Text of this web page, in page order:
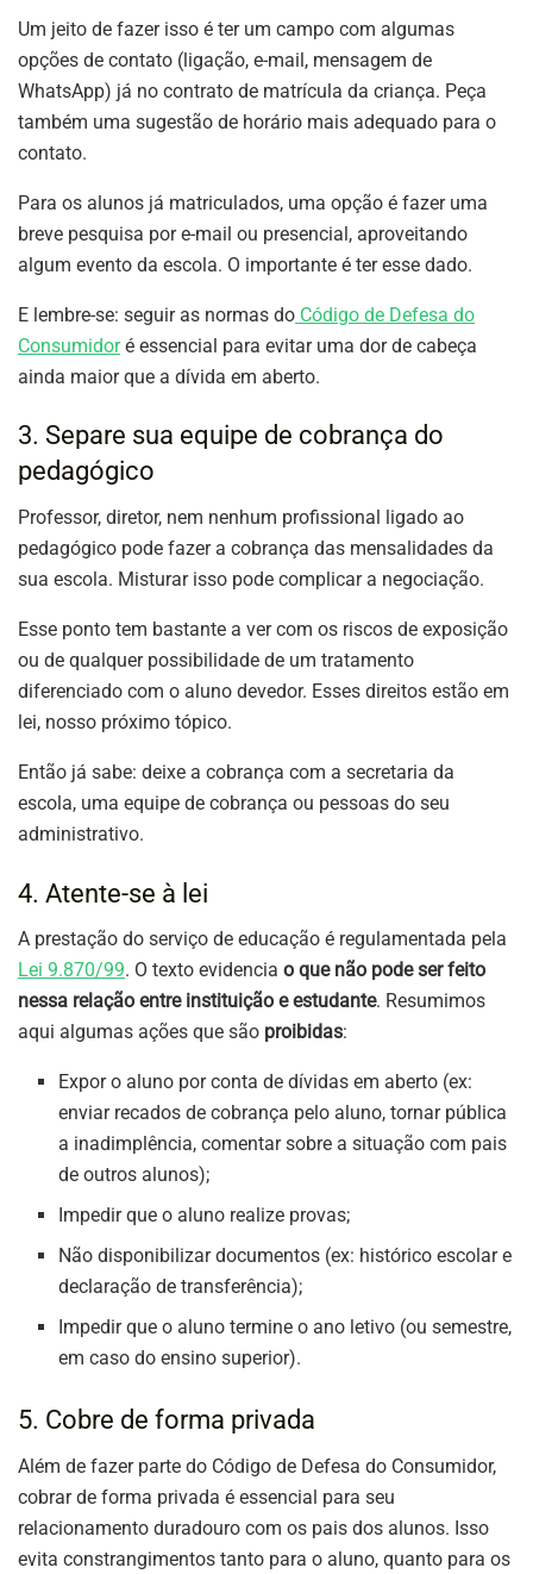
Um jeito de fazer isso é ter um campo com algumas
opções de contato (ligação, e-mail, mensagem de
WhatsApp) já no contrato de matrícula da criança. Peça
também uma sugestão de horário mais adequado para o
contato.
Para os alunos já matriculados, uma opção é fazer uma
breve pesquisa por e-mail ou presencial, aproveitando
algum evento da escola. O importante é ter esse dado.
E lembre-se: seguir as normas do Código de Defesa do
Consumidoré essencial para evitar uma dor de cabeça
ainda maior que a dívida em aberto.
3. Separe sua equipe de cobrança do
pedagógico
Professor, diretor, nem nenhum profissional ligado ao
pedagógico pode fazer a cobrança das mensalidades da
sua escola. Misturar isso pode complicar a negociação.
Esse ponto tem bastante a ver com os riscos de exposição
ou de qualquer possibilidade de um tratamento
diferenciado com o aluno devedor. Esses direitos estão em
lei, nosso próximo tópico.
Então já sabe: deixe a cobrança com a secretaria da
escola, uma equipe de cobrança ou pessoas do seu
administrativo.
4. Atente-se à lei
A prestação do serviço de educação é regulamentada pela
Lei 9.870/99. O texto evidencia o que não pode ser feito
nessa relação entre instituição e estudante. Resumimos
aqui algumas ações que são proibidas:
Expor o aluno por conta de dívidas em aberto (ex:
enviar recados de cobrança pelo aluno, tornar pública
a inadimplência, comentar sobre a situação com pais
de outros alunos);
Impedir que o aluno realize provas;
Não disponibilizar documentos (ex: histórico escolar e
declaração de transferência);
Impedir que o aluno termine o ano letivo (ou semestre,
em caso do ensino superior).
5. Cobre de forma privada
Além de fazer parte do Código de Defesa do Consumidor,
cobrar de forma privada é essencial para seu
relacionamento duradouro com os pais dos alunos. Isso
evita constrangimentos tanto para o aluno, quanto para os